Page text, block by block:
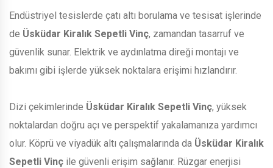
Endüstriyel tesislerde çatı altı borulama ve tesisat işlerinde
de Üsküdar Kiralık Sepetli Vinç, zamandan tasarruf ve
güvenlik sunar. Elektrik ve aydınlatma direği montajı ve
bakımı gibi işlerde yüksek noktalara erişimi hızlandırır.
Dizi çekimlerinde Üsküdar Kiralık Sepetli Vinç, yüksek
noktalardan doğru açı ve perspektif yakalamanıza yardımcı
olur. Köprü ve viyadük altı çalışmalarında da Üsküdar Kiralık
Sepetli Vinç ile güvenli erişim sağlanır. Rüzgar enerjisi